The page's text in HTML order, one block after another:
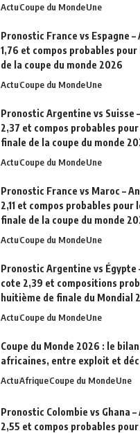
ActuCoupe du MondeUne
Pronostic France vs Espagne –
1,76 et compos probables
de la coupe du monde 2026
ActuCoupe du MondeUne
Pronostic Argentine vs Suisse
2,37 et compos probables
finale de la coupe du monde
ActuCoupe du MondeUne
Pronostic France vs Maroc –
2,11 et compos probables pour
finale de la coupe du monde
ActuCoupe du MondeUne
Pronostic Argentine vs Égypte
cote 2,39 et compositions
huitième de finale du Mondial
ActuCoupe du MondeUne
Coupe du Monde 2026 : le
africaines, entre exploit et
ActuAfriqueCoupe du MondeUne
Pronostic Colombie vs Ghana
2,55 et compos probables